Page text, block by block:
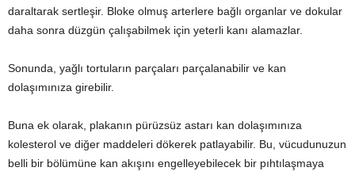
daraltarak sertleşir. Bloke olmuş arterlere bağlı organlar ve dokular
daha sonra düzgün çalışabilmek için yeterli kanı alamazlar.
Sonunda, yağlı tortuların parçaları parçalanabilir ve kan
dolaşımınıza girebilir.
Buna ek olarak, plakanın pürüzsüz astarı kan dolaşımınıza
kolesterol ve diğer maddeleri dökerek patlayabilir. Bu, vücudunuzun
belli bir bölümüne kan akışını engelleyebilecek bir pıhtılaşmaya